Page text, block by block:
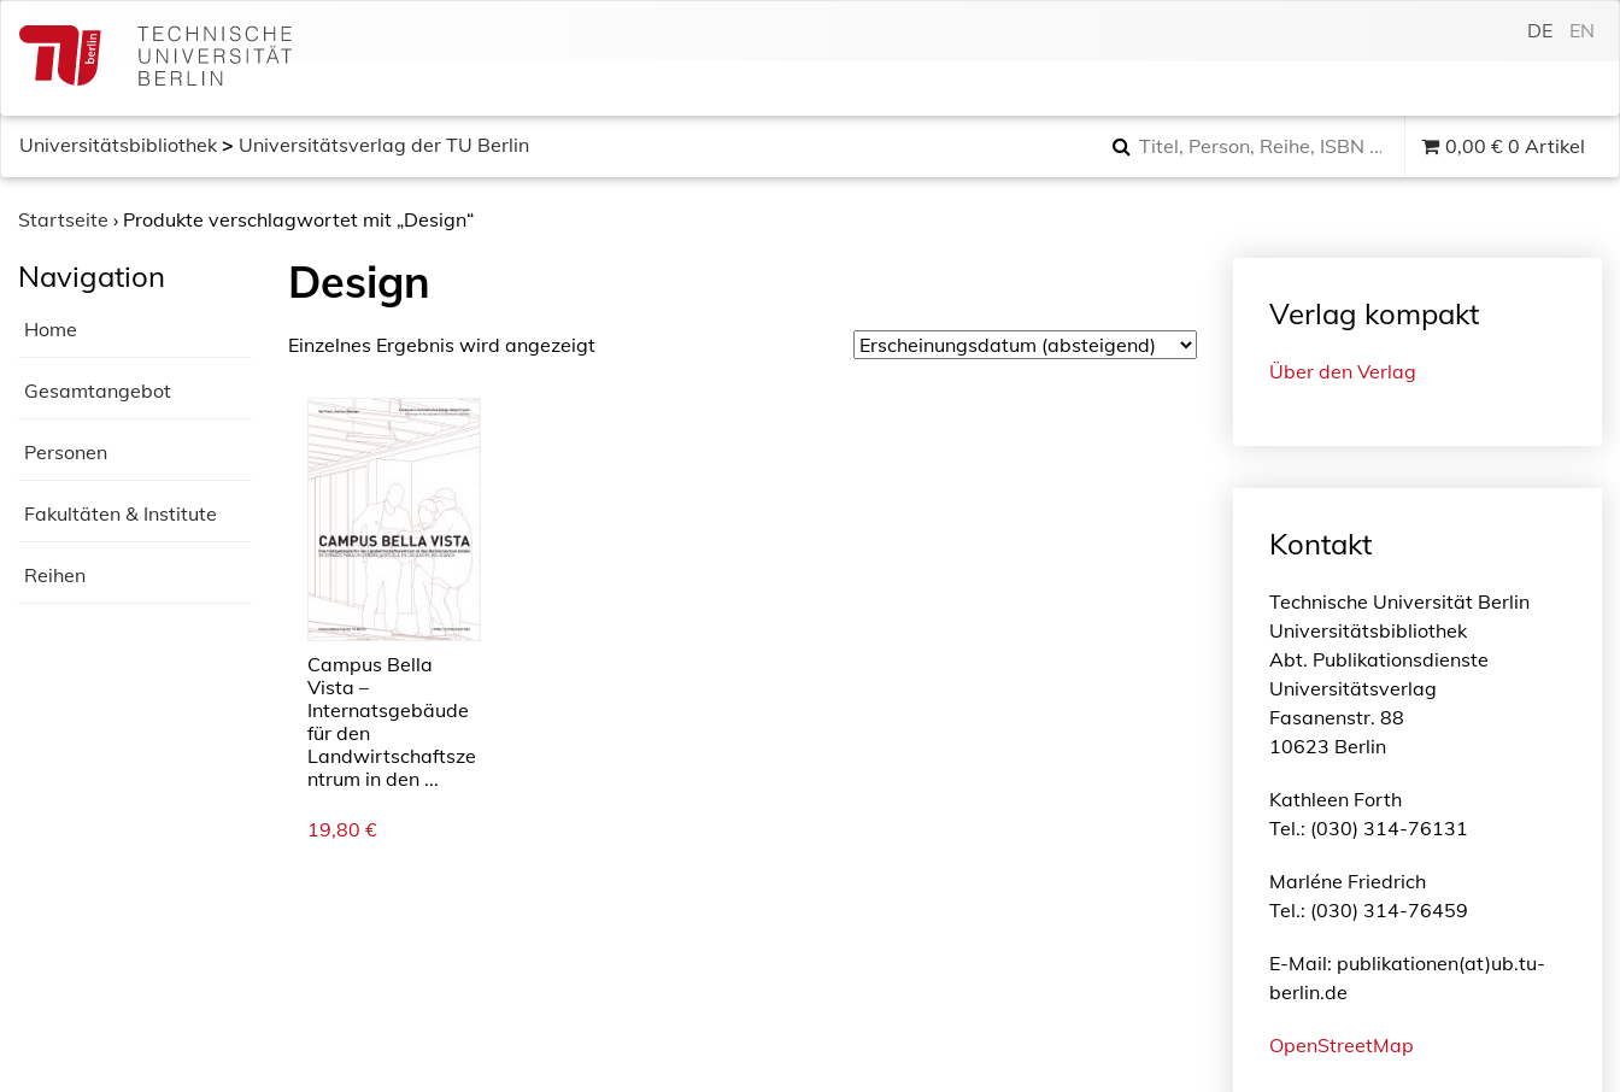
c
DE EN
Universitätsbibliothek > Universitätsverlag der TU Berlin 0,00 € 0 Artikel
Startseite › Produkte verschlagwortet mit „Design“
Navigation
Home
Gesamtangebot
Personen
Fakultäten & Institute
Reihen
Design
Einzelnes Ergebnis wird angezeigt
Campus Bella
Vista –
Internatsgebäude
für den
Landwirtschaftsze
ntrum in den ...
19,80 €
Verlag kompakt
Über den Verlag
Kontakt
Technische Universität Berlin
Universitätsbibliothek
Abt. Publikationsdienste
Universitätsverlag
Fasanenstr. 88
10623 Berlin
Kathleen Forth
Tel.: (030) 314-76131
Marléne Friedrich
Tel.: (030) 314-76459
E-Mail: publikationen(at)ub.tu-
berlin.de
OpenStreetMap